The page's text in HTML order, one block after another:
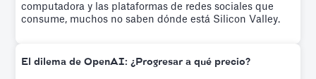
computadora y las plataformas de redes sociales que
consume, muchos no saben dónde está Silicon Valley.
El dilema de OpenAI: ¿Progresar a qué precio?